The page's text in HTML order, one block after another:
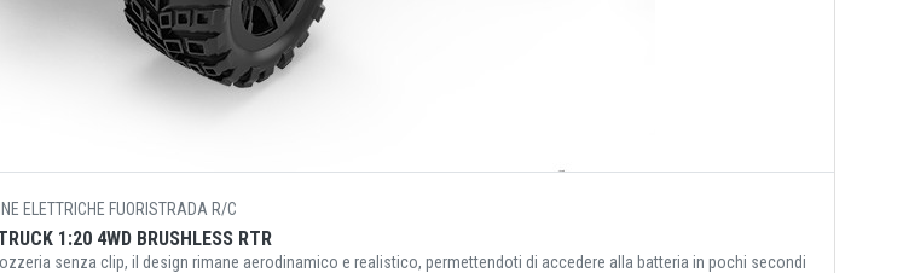
ELETTRICHE FUORISTRADA R/C
1:20 4WD BRUSHLESS RTR
senza clip, il design rimane aerodinamico e realistico, permettendoti di accedere alla batteria in pochi secondi